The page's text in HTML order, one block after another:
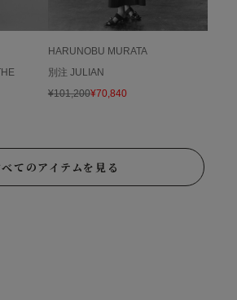
HARUNOBU MURATA
別注 JULIAN
¥101,200¥70,840
てのアイテムを見る